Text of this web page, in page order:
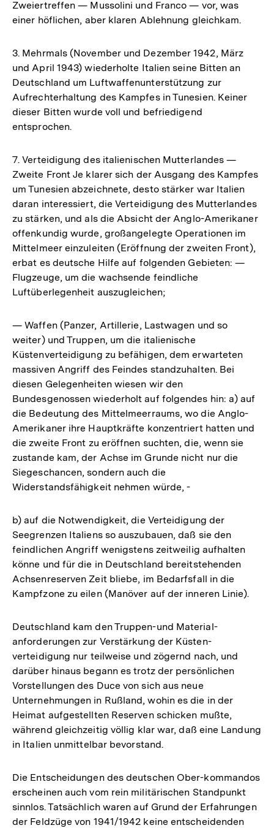
Zweiertreffen — Mussolini und Franco — vor, was
einer höflichen, aber klaren Ablehnung gleichkam.
3. Mehrmals (November und Dezember 1942, März
und April 1943) wiederholte Italien seine Bitten an
Deutschland um Luftwaffenunterstützung zur
Aufrechterhaltung des Kampfes in Tunesien. Keiner
dieser Bitten wurde voll und befriedigend
entsprochen.
7. Verteidigung des italienischen Mutterlandes —
Zweite Front Je klarer sich der Ausgang des Kampfes
um Tunesien abzeichnete, desto stärker war Italien
daran interessiert, die Verteidigung des Mutterlandes
zu stärken, und als die Absicht der Anglo-Amerikaner
offenkundig wurde, großangelegte Operationen im
Mittelmeer einzuleiten (Eröffnung der zweiten Front),
erbat es deutsche Hilfe auf folgenden Gebieten: —
Flugzeuge, um die wachsende feindliche
Luftüberlegenheit auszugleichen;
— Waffen (Panzer, Artillerie, Lastwagen und so
weiter) und Truppen, um die italienische
Küstenverteidigung zu befähigen, dem erwarteten
massiven Angriff des Feindes standzuhalten. Bei
diesen Gelegenheiten wiesen wir den
Bundesgenossen wiederholt auf folgendes hin: a) auf
die Bedeutung des Mittelmeerraums, wo die Anglo-
Amerikaner ihre Hauptkräfte konzentriert hatten und
die zweite Front zu eröffnen suchten, die, wenn sie
zustande kam, der Achse im Grunde nicht nur die
Siegeschancen, sondern auch die
Widerstandsfähigkeit nehmen würde, -
b) auf die Notwendigkeit, die Verteidigung der
Seegrenzen Italiens so auszubauen, daß sie den
feindlichen Angriff wenigstens zeitweilig aufhalten
könne und für die in Deutschland bereitstehenden
Achsenreserven Zeit bliebe, im Bedarfsfall in die
Kampfzone zu eilen (Manöver auf der inneren Linie).
Deutschland kam den Truppen-und Material-
anforderungen zur Verstärkung der Küsten-
verteidigung nur teilweise und zögernd nach, und
darüber hinaus begann es trotz der persönlichen
Vorstellungen des Duce von sich aus neue
Unternehmungen in Rußland, wohin es die in der
Heimat aufgestellten Reserven schicken mußte,
während gleichzeitig völlig klar war, daß eine Landung
in Italien unmittelbar bevorstand.
Die Entscheidungen des deutschen Ober-kommandos
erscheinen auch vom rein militärischen Standpunkt
sinnlos. Tatsächlich waren auf Grund der Erfahrungen
der Feldzüge von 1941/1942 keine entscheidenden